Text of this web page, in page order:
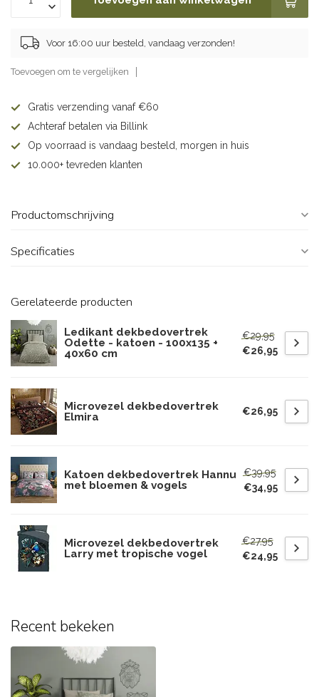
Voor 16:00 uur besteld, vandaag verzonden!
Toevoegen om te vergelijken
Gratis verzending vanaf €60
Achteraf betalen via Billink
Op voorraad is vandaag besteld, morgen in huis
10.000+ tevreden klanten
Productomschrijving
Specificaties
Gerelateerde producten
Ledikant dekbedovertrek
Odette - katoen - 100x135 +
40x60 cm
€29,95
€26,95
Microvezel dekbedovertrek
Elmira
€26,95
Katoen dekbedovertrek Hannu
met bloemen & vogels
€39,95
€34,95
Microvezel dekbedovertrek
Larry met tropische vogel
€27,95
€24,95
Recent bekeken